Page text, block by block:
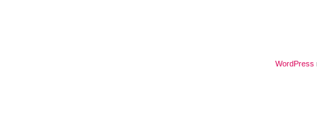
WordPress